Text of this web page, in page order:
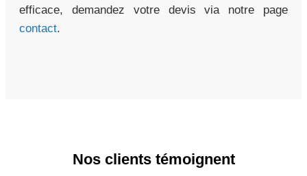
efficace, demandez votre devis via notre page
contact.
Nos clients témoignent